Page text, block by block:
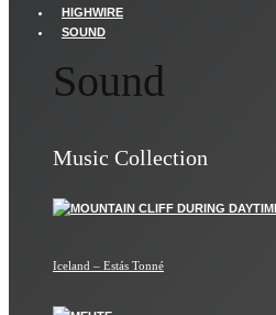
HIGHWIRE
SOUND
Sound
Music Collection
Iceland – Estás Tonné